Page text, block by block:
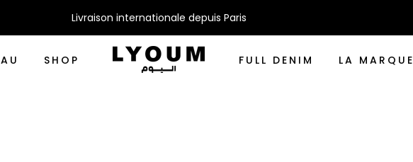
Livraison internationale depuis Paris
SHOP FULL DENIM LA MARQUE